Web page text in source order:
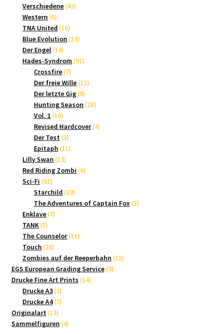
Produkt
Verschiedene 4343
Western 66
Produkte
TNA United 1616
Produkte
Blue Evolution 1313
Der Engel 1414
Produkte
Hades-Syndrom 9191
Crossfire 77
Produkte
Der freie Wille 1111
Der letzte Gig 99
Produkte
Hunting Season 2828
Vol. 1 1818
Produkte
Revised Hardcover 44
Der Test 33
Produkte
Epitaph 1111
Lilly Swan 1313
Produkte
Red Riding Zombi 66
Sci-Fi 6161
Produkte
Starchild 2929
Produkte
The Adventures of Captain Fox 33
Enklave 77
TANK 55
Produkte
The Counselor 1111
Touch 2626
Produkte
Zombies auf der Reeperbahn 1212
EGS European Grading Service 99
Drucke Fine Art Prints 1414
Drucke A3 33
Produkte
Drucke A4 77
Originalart 1313
Produkte
Sammelfiguren 44